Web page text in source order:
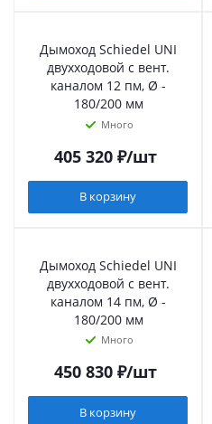
Дымоход Schiedel UNI
двухходовой с вент.
каналом 12 пм, Ø -
180/200 мм
Много
405 320₽/шт
В корзину
Дымоход Schiedel UNI
двухходовой с вент.
каналом 14 пм, Ø -
180/200 мм
Много
450 830₽/шт
В корзину